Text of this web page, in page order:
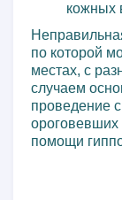
кожных
по которой
местах, с
случаем
проведение
ороговевших
помощи